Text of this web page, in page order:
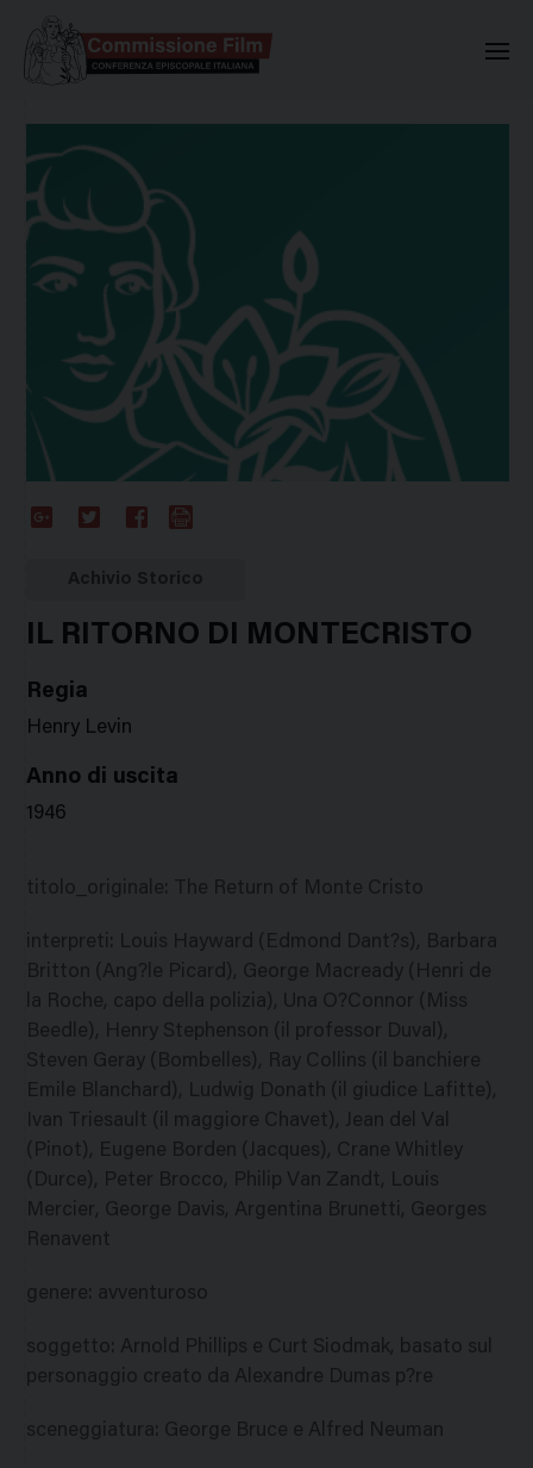
IL RITORNO DI MONTECRISTO
Regia
Henry Levin
Anno di uscita
1946
titolo_originale: The Return of Monte Cristo
interpreti: Louis Hayward (Edmond Dant?s), Barbara
Britton (Ang?le Picard), George Macready (Henri de
la Roche, capo della polizia), Una O?Connor (Miss
Beedle), Henry Stephenson (il professor Duval),
Steven Geray (Bombelles), Ray Collins (il banchiere
Emile Blanchard), Ludwig Donath (il giudice Lafitte),
Ivan Triesault (il maggiore Chavet), Jean del Val
(Pinot), Eugene Borden (Jacques), Crane Whitley
(Durce), Peter Brocco, Philip Van Zandt, Louis
Mercier, George Davis, Argentina Brunetti, Georges
Renavent
genere: avventuroso
soggetto: Arnold Phillips e Curt Siodmak, basato sul
personaggio creato da Alexandre Dumas p?re
sceneggiatura: George Bruce e Alfred Neuman